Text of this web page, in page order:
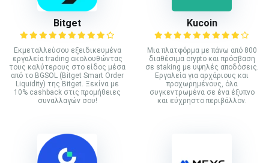
Bitget
Εκμεταλλεύσου εξειδικευμένα
εργαλεία trading ακολουθώντας
τους καλύτερους στο είδος μέσα
από το BGSOL (Bitget Smart Order
Liquidity) της Bitget. Ξεκίνα με
10% cashback στις προμήθειες
συναλλαγών σου!
Kucoin
Mια πλατφόρμα με πάνω από 800
διαθέσιμα crypto και πρόσβαση
σε staking με υψηλές αποδόσεις.
Εργαλεία για αρχάριους και
προχωρημένους, όλα
συγκεντρωμένα σε ένα έξυπνο
και εύχρηστο περιβάλλον.